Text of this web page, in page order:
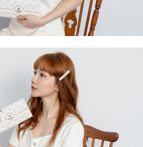
限公司提供之「AFTEE先享後付」服務完成之交
提供個人資料，並將交易相關給付款項請求債
公司。
徵得法定代理人或監護人之同意方可使用
經同意申辦者引起之損失，本公司不負相關責
」時，將依據個別帳號之用戶狀況，依本公司即
；若仍有額度不足之情形，本公司將視審查結果
或使用他人資訊註冊。若發現惡意使用之情形，
權停止該用戶之使用額度並採取法律行動。
含以上)免運費
含以上)免運費
含以上)免運費